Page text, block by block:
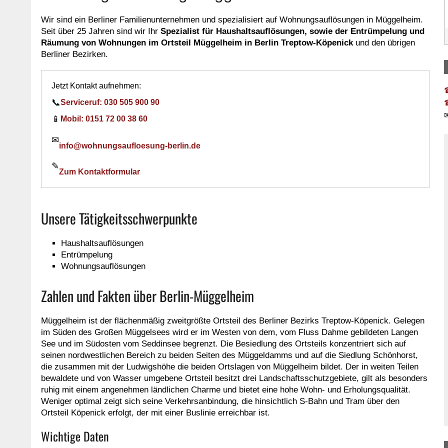
Wir sind ein Berliner Familienunternehmen und spezialisiert auf Wohnungsauflösungen in Müggelheim.
Seit über 25 Jahren sind wir Ihr Spezialist für Haushaltsauflösungen, sowie der Entrümpelung und
Räumung von Wohnungen im Ortsteil Müggelheim in Berlin Treptow-Köpenick und den übrigen
Berliner Bezirken.
Jetzt Kontakt aufnehmen:
📞Serviceruf: 030 505 900 90
📱 Mobil: 0151 72 00 38 60
✉
info@wohnungsaufloesung-berlin.de
✎
Zum Kontaktformular
Unsere Tätigkeitsschwerpunkte
Haushaltsauflösungen
Entrümpelung
Wohnungsauflösungen
Zahlen und Fakten über Berlin-Müggelheim
Müggelheim ist der flächenmäßig zweitgrößte Ortsteil des Berliner Bezirks Treptow-Köpenick. Gelegen
im Süden des Großen Müggelsees wird er im Westen von dem, vom Fluss Dahme gebildeten Langen
See und im Südosten vom Seddinsee begrenzt. Die Besiedlung des Ortsteils konzentriert sich auf
seinen nordwestlichen Bereich zu beiden Seiten des Müggeldamms und auf die Siedlung Schönhorst,
die zusammen mit der Ludwigshöhe die beiden Ortslagen von Müggelheim bildet. Der in weiten Teilen
bewaldete und von Wasser umgebene Ortsteil besitzt drei Landschaftsschutzgebiete, gilt als besonders
ruhig mit einem angenehmen ländlichen Charme und bietet eine hohe Wohn- und Erholungsqualität.
Weniger optimal zeigt sich seine Verkehrsanbindung, die hinsichtlich S-Bahn und Tram über den
Ortsteil Köpenick erfolgt, der mit einer Buslinie erreichbar ist.
Wichtige Daten